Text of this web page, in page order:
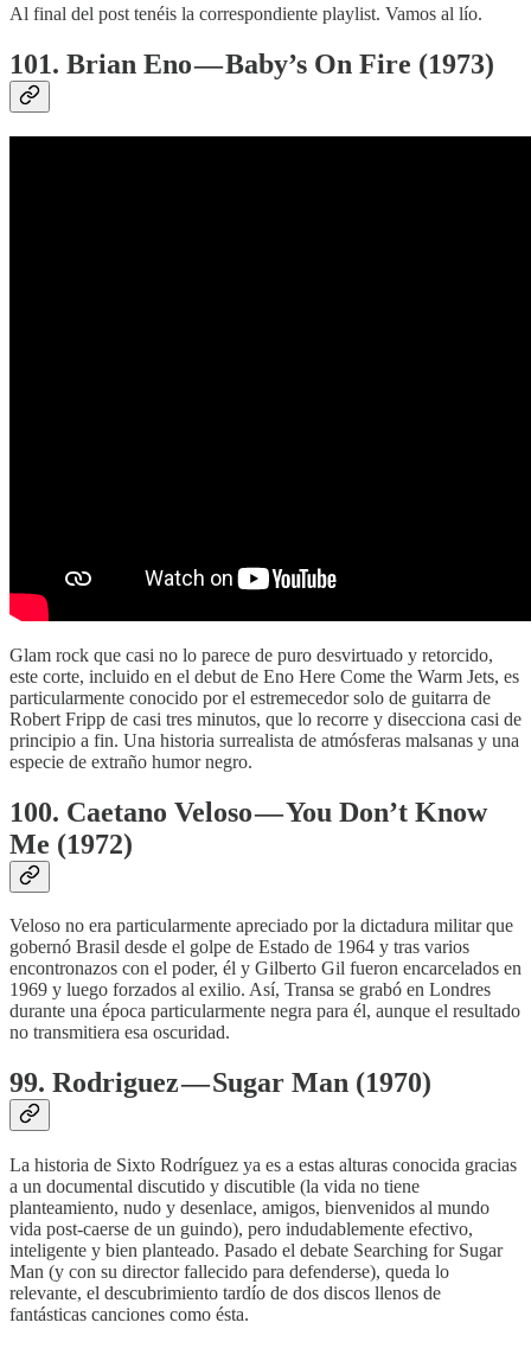
Al final del post tenéis la correspondiente playlist. Vamos al lío.
101. Brian Eno — Baby’s On Fire (1973)
Glam rock que casi no lo parece de puro desvirtuado y retorcido,
este corte, incluido en el debut de Eno Here Come the Warm Jets, es
particularmente conocido por el estremecedor solo de guitarra de
Robert Fripp de casi tres minutos, que lo recorre y disecciona casi de
principio a fin. Una historia surrealista de atmósferas malsanas y una
especie de extraño humor negro.
100. Caetano Veloso — You Don’t Know
Me (1972)
Veloso no era particularmente apreciado por la dictadura militar que
gobernó Brasil desde el golpe de Estado de 1964 y tras varios
encontronazos con el poder, él y Gilberto Gil fueron encarcelados en
1969 y luego forzados al exilio. Así, Transa se grabó en Londres
durante una época particularmente negra para él, aunque el resultado
no transmitiera esa oscuridad.
99. Rodriguez — Sugar Man (1970)
La historia de Sixto Rodríguez ya es a estas alturas conocida gracias
a un documental discutido y discutible (la vida no tiene
planteamiento, nudo y desenlace, amigos, bienvenidos al mundo
vida post-caerse de un guindo), pero indudablemente efectivo,
inteligente y bien planteado. Pasado el debate Searching for Sugar
Man (y con su director fallecido para defenderse), queda lo
relevante, el descubrimiento tardío de dos discos llenos de
fantásticas canciones como ésta.